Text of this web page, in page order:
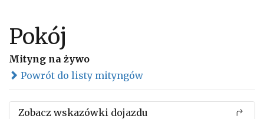
Pokój
Mityng na żywo
Powrót do listy mityngów
Zobacz wskazówki dojazdu